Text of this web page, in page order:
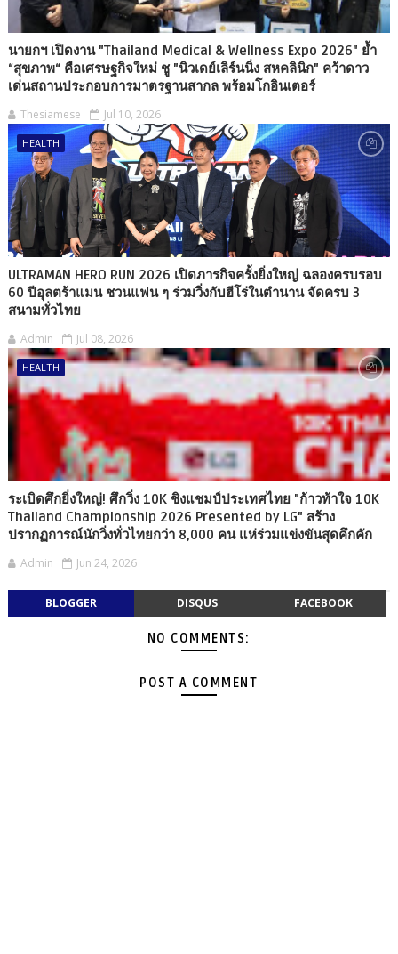
นายกฯ เปิดงาน "Thailand Medical & Wellness Expo 2026" ย้ำ
“สุขภาพ“ คือเศรษฐกิจใหม่ ชู "นิวเดย์เลิร์นนิ่ง สหคลินิก" คว้าดาว
เด่นสถานประกอบการมาตรฐานสากล พร้อมโกอินเตอร์
Thesiamese Jul 10, 2026
HEALTH
ULTRAMAN HERO RUN 2026 เปิดภารกิจครั้งยิ่งใหญ่ ฉลองครบรอบ
60 ปีอุลตร้าแมน ชวนแฟน ๆ ร่วมวิ่งกับฮีโร่ในตำนาน จัดครบ 3
สนามทั่วไทย
Admin Jul 08, 2026
HEALTH
ระเบิดศึกยิ่งใหญ่! ศึกวิ่ง 10K ชิงแชมป์ประเทศไทย "ก้าวท้าใจ 10K
Thailand Championship 2026 Presented by LG" สร้าง
ปรากฏการณ์นักวิ่งทั่วไทยกว่า 8,000 คน แห่ร่วมแข่งขันสุดคึกคัก
Admin Jun 24, 2026
BLOGGER DISQUS FACEBOOK
NO COMMENTS:
POST A COMMENT